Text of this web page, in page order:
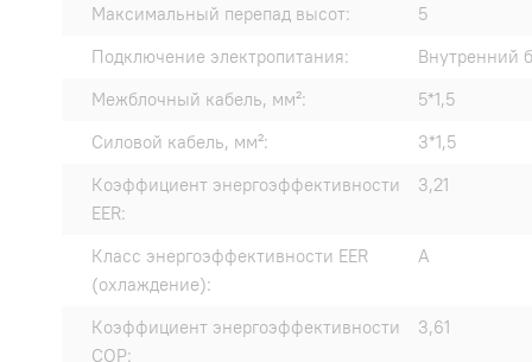
Максимальный перепад высот:
5
Подключение электропитания:
Внутренний
Межблочный кабель, мм²:
5*1,5
Силовой кабель, мм²:
3*1,5
Коэффициент энергоэффективности
EER:
3,21
Класс энергоэффективности EER
(охлаждение):
A
Коэффициент энергоэффективности
COP:
3,61